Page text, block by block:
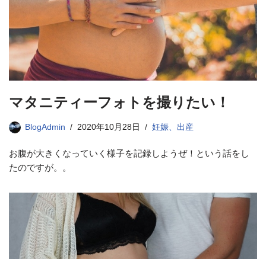
マタニティーフォトを撮りたい！
BlogAdmin 2020年10月28日 妊娠、出産
お腹が大きくなっていく様子を記録しようぜ！という話をし
たのですが。。